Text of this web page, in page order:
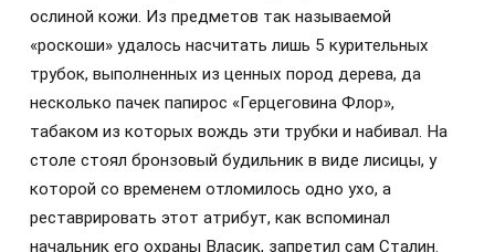
ослиной кожи. Из предметов так называемой
«роскоши» удалось насчитать лишь 5 курительных
трубок, выполненных из ценных пород дерева, да
несколько пачек папирос «Герцеговина Флор»,
табаком из которых вождь эти трубки и набивал. На
столе стоял бронзовый будильник в виде лисицы, у
которой со временем отломилось одно ухо, а
реставрировать этот атрибут, как вспоминал
начальник его охраны Власик, запретил сам Сталин.